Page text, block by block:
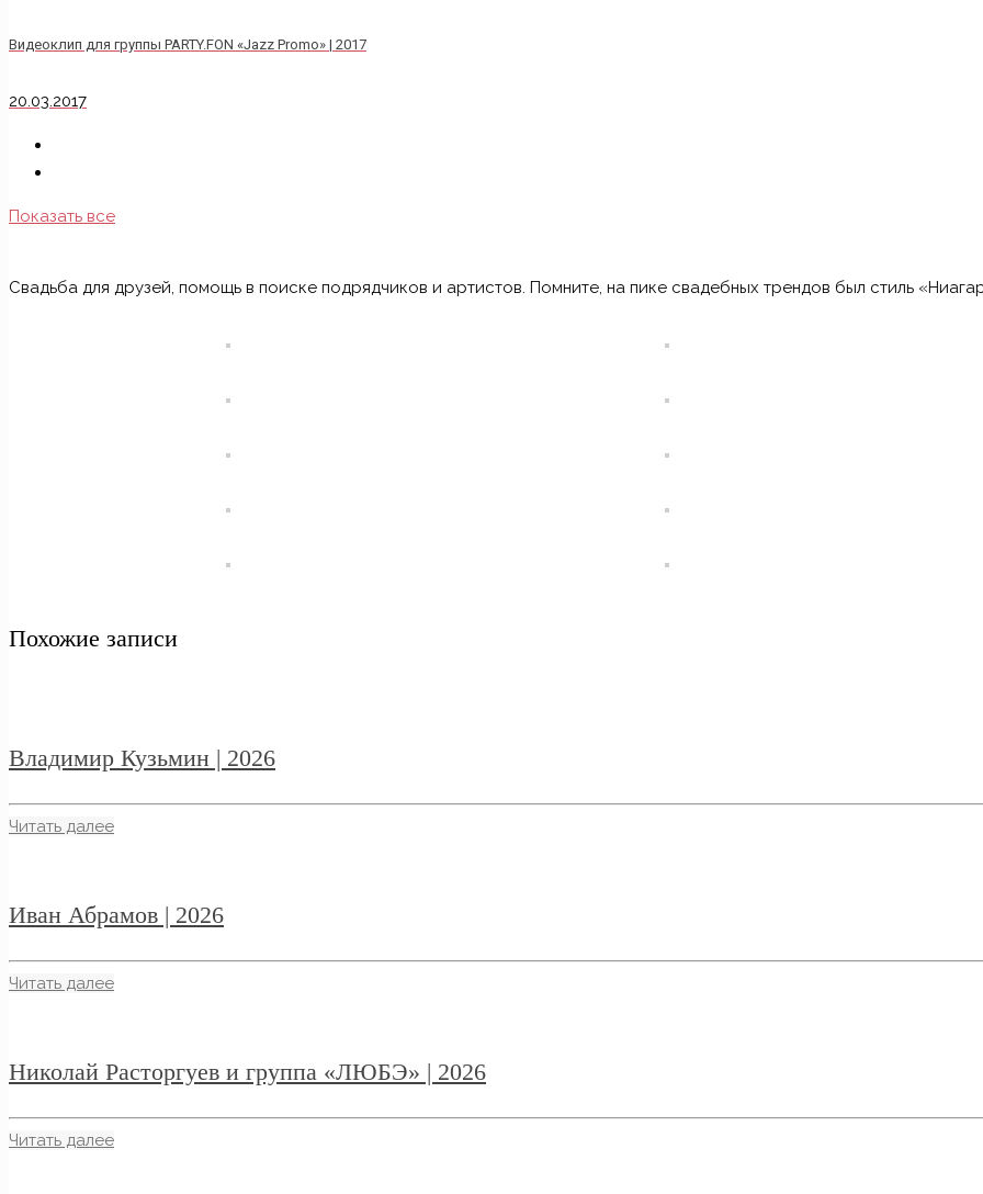
Видеоклип для группы PARTY.FON «Jazz Promo» | 2017
20.03.2017
Показать все
Свадьба для друзей, помощь в поиске подрядчиков и артистов. Помните, на пике свадебных трендов был стиль
Похожие записи
Владимир Кузьмин | 2026
Читать далее
Иван Абрамов | 2026
Читать далее
Николай Расторгуев и группа «ЛЮБЭ» | 2026
Читать далее